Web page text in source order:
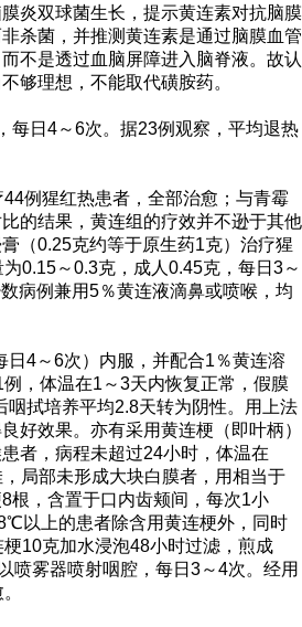
炎双球菌生长，提示黄连素对抗脑膜
杀菌，并推测黄连素是通过脑膜血管
不是透过血脑屏障进入脑脊液。故认
够理想，不能取代磺胺药。
每日4～6次。据23例观察，平均退热
例猩红热患者，全部治愈；与青霉
的结果，黄连组的疗效并不逊于其他
（0.25克约等于原生药1克）治疗猩
0.15～0.3克，成人0.45克，每日3～
病例兼用5％黄连液滴鼻或喷喉，均
日4～6次）内服，并配合1％黄连溶
，体温在1～3天内恢复正常，假膜
咽拭培养平均2.8天转为阴性。用上法
好效果。亦有采用黄连梗（即叶柄）
者，病程未超过24小时，体温在
局部未形成大块白膜者，用相当于
根，含置于口内齿颊间，每次1小
以上的患者除含用黄连梗外，同时
10克加水浸泡48小时过滤，煎成
喷雾器喷射咽腔，每日3～4次。经用